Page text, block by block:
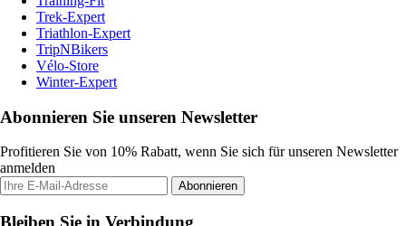
Trek-Expert
Triathlon-Expert
TripNBikers
Vélo-Store
Winter-Expert
Abonnieren Sie unseren Newsletter
Profitieren Sie von 10% Rabatt, wenn Sie sich für unseren Newsletter
anmelden
Abonnieren
Bleiben Sie in Verbindung